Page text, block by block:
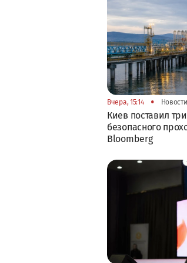
Вчера, 15:14 •
Киев поставил
безопасного
Bloomberg